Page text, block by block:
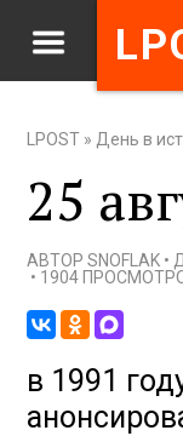
LPOST » День в
25
АВТОРSNOFLAK •
• 1904
в 1991